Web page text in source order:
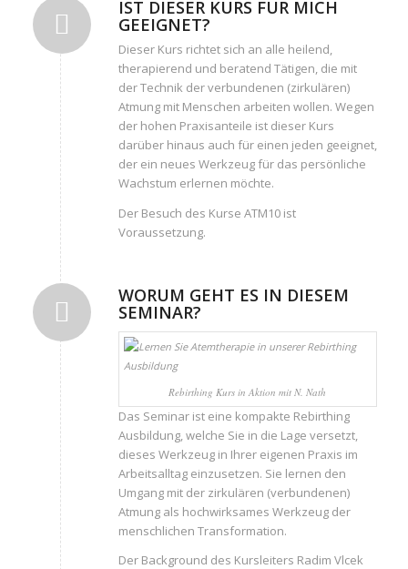
IST DIESER KURS FÜR MICH
GEEIGNET?
Dieser Kurs richtet sich an alle heilend,
therapierend und beratend Tätigen, die mit
der Technik der verbundenen (zirkulären)
Atmung mit Menschen arbeiten wollen. Wegen
der hohen Praxisanteile ist dieser Kurs
darüber hinaus auch für einen jeden geeignet,
der ein neues Werkzeug für das persönliche
Wachstum erlernen möchte.
Der Besuch des Kurse ATM10 ist
Voraussetzung.
WORUM GEHT ES IN DIESEM
SEMINAR?
Rebirthing Kurs in Aktion mit N. Nath
Das Seminar ist eine kompakte Rebirthing
Ausbildung, welche Sie in die Lage versetzt,
dieses Werkzeug in Ihrer eigenen Praxis im
Arbeitsalltag einzusetzen. Sie lernen den
Umgang mit der zirkulären (verbundenen)
Atmung als hochwirksames Werkzeug der
menschlichen Transformation.
Der Background des Kursleiters Radim Vlcek